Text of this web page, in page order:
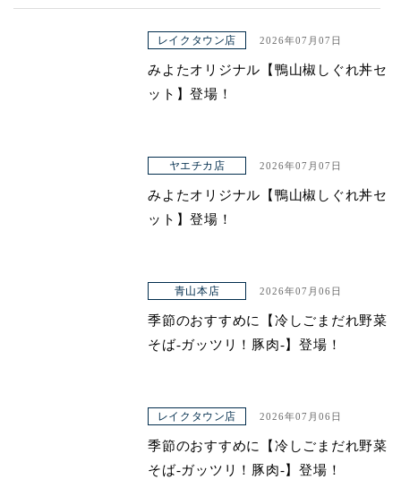
アクセス
レイクタウン店 2026年07月07日
みよたオリジナル【鴨山椒しぐれ丼セ
ット】登場！
ヤエチカ店 2026年07月07日
みよたオリジナル【鴨山椒しぐれ丼セ
ット】登場！
青山本店 2026年07月06日
季節のおすすめに【冷しごまだれ野菜
そば-ガッツリ！豚肉-】登場！
レイクタウン店 2026年07月06日
季節のおすすめに【冷しごまだれ野菜
そば-ガッツリ！豚肉-】登場！